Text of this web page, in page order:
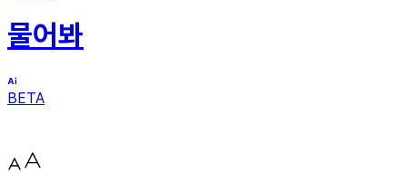
물어봐
BETA